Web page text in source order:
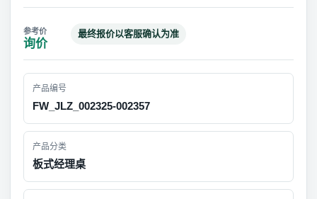
询价
最终报价以客服确认为准
产品编号
FW_JLZ_002325-002357
产品分类
板式经理桌